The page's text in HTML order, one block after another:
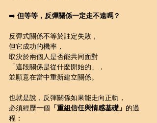
➡️ 但等等，反彈關係一定走不遠嗎？
反彈式關係不等於註定失敗，
但它成功的機率，
取決於兩個人是否能共同面對
「這段關係是從什麼開始的」，
並願意在當中重新建立關係。
也就是說，反彈關係如果能走向正軌，
必須經歷一個 「重組信任與情感基礎」 的過
程：